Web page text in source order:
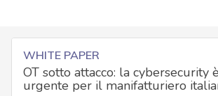
WHITE PAPER
OT sotto attacco: la cybersecurity
urgente per il manifatturiero